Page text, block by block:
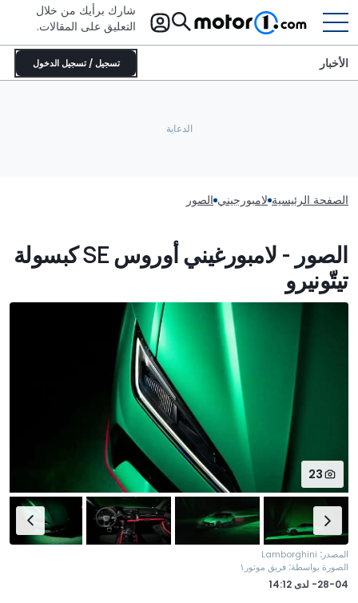
شارك برأيك من خلال
التعليق على المقالات.
تسجيل / تسجيل الدخول الأخبار
الصفحة الرئيسية لامبورجيني الصور
الصور - لامبورغيني أوروس SE كبسولة
تيتّونيرو
23
المصدر:
Lamborghini
الصورة بواسطة: فريق موتور١
28-04- لدى